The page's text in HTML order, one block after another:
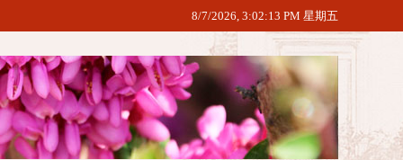
8/7/2026, 3:02:14 PM 星期五